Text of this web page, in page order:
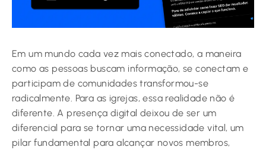
Em um mundo cada vez mais conectado, a maneira
como as pessoas buscam informação, se conectam e
participam de comunidades transformou-se
radicalmente. Para as igrejas, essa realidade não é
diferente. A presença digital deixou de ser um
diferencial para se tornar uma necessidade vital, um
pilar fundamental para alcançar novos membros,